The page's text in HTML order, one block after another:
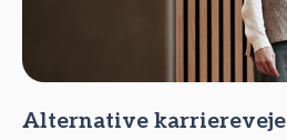
Alternative karriereveje